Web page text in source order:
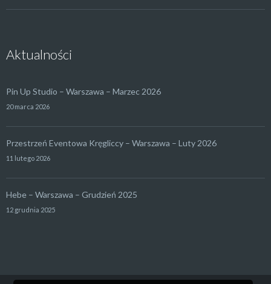
Aktualności
Pin Up Studio – Warszawa – Marzec 2026
20 marca 2026
Przestrzeń Eventowa Kręgliccy – Warszawa – Luty 2026
11 lutego 2026
Hebe – Warszawa – Grudzień 2025
12 grudnia 2025